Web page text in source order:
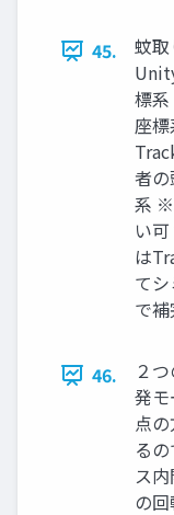
45.
蚊取
標系
座標
者
系 ※
い
は
て
で
46.
２
発
点
る
ス
の回